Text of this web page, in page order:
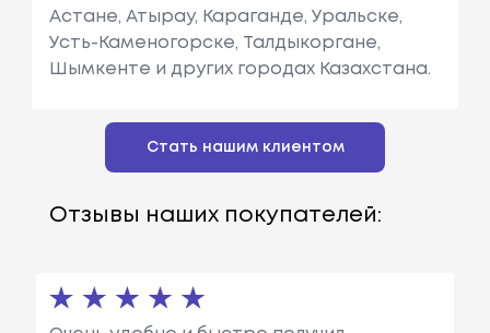
Астане, Атырау, Караганде, Уральске,
Усть-Каменогорске, Талдыкоргане,
Шымкенте и других городах Казахстана.
Стать нашим клиентом
Отзывы наших покупателей: